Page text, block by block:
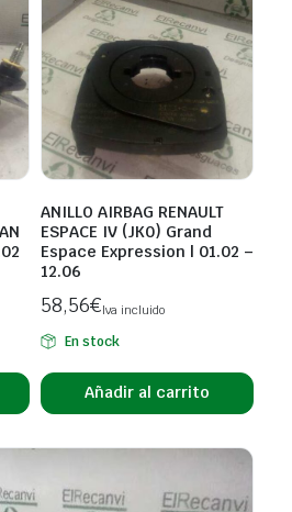
ANILLO AIRBAG RENAULT
ESPACE IV (JK0) Grand
Espace Expression | 01.02 –
12.06
58,56€Iva incluido
En stock
Añadir al carrito